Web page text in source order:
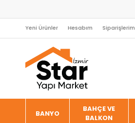
Yeni Ürünler Hesabım Siparişlerim
BANYO
BAHÇE VE
BALKON